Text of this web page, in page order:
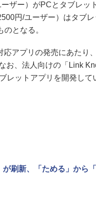
ザー）がPCとタブレッ
円/ユーザー）はタブ
となる。
アプリの発売にあたり
お、法人向けの「Link
レットアプリを開発して
刷新、「ためる」から